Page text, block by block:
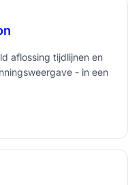
aflossing tijdlijnen en
- in een